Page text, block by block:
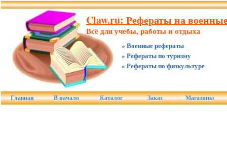
Claw.ru: Рефераты на
Всё для учебы, работы и отдыха
» Военные рефераты
» Рефераты по туризму
» Рефераты по физкультуре
Главная В начало Каталог Заказ Магазины